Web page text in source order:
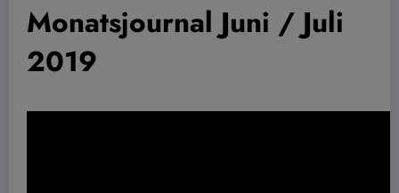
Monatsjournal Juni / Juli
2019